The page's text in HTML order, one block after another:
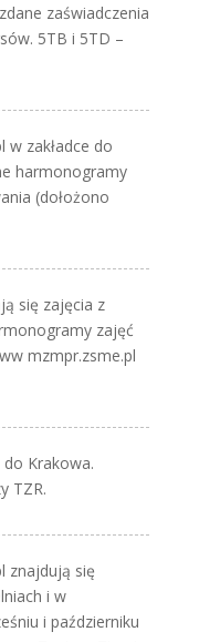
zaświadczenia
5TB i 5TD –
zakładce do
harmonogramy
(dołożono
się zajęcia z
zajęć
mzmpr.zsme.pl
Krakowa.
TZR.
znajdują się
i w
i październiku